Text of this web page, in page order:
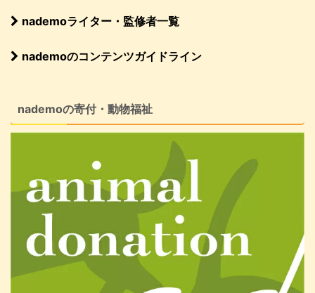
nademoライター・監修者一覧
nademoのコンテンツガイドライン
nademoの寄付・動物福祉